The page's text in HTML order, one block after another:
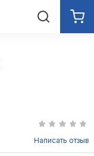
Написать отзыв